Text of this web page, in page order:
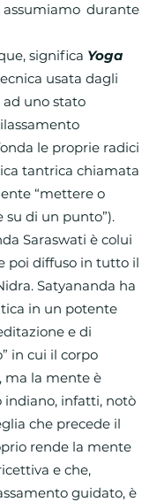
assumiamo durante
significa Yoga
usata dagli
ad uno stato
le proprie radici
tantrica chiamata
“mettere o
di un punto”).
Saraswati è colui
poi diffuso in tutto il
Satyananda ha
in un potente
e di
in cui il corpo
ma la mente è
indiano, infatti, notò
che precede il
rende la mente
e che,
guidato, è